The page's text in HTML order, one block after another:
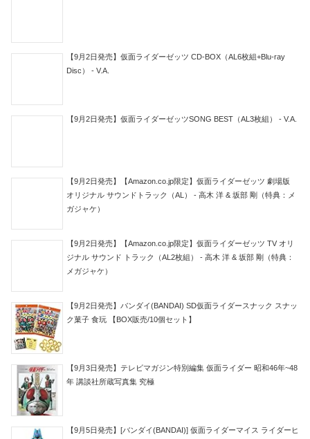
【9月2日発売】仮面ライダーゼッツ CD-BOX（AL6枚組+Blu-ray
Disc） - V.A.
【9月2日発売】仮面ライダーゼッツSONG BEST（AL3枚組） - V.A.
【9月2日発売】【Amazon.co.jp限定】仮面ライダーゼッツ 劇場版
オリジナル サウンドトラック（AL） - 高木 洋 & 坂部 剛（特典：メ
ガジャケ）
【9月2日発売】【Amazon.co.jp限定】仮面ライダーゼッツ TV オリ
ジナル サウンド トラック（AL2枚組） - 高木 洋 & 坂部 剛（特典：
メガジャケ）
【9月2日発売】バンダイ(BANDAI) SD仮面ライダースナック スナッ
ク菓子 食玩 【BOX販売/10個セット】
【9月3日発売】テレビマガジン特別編集 仮面ライダー 昭和46年~48
年 講談社所蔵写真集 究極
【9月5日発売】[バンダイ(BANDAI)] 仮面ライダーマイス ライダーヒ